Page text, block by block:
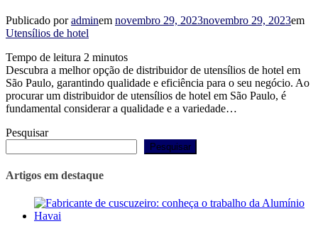
Publicado poradminem novembro 29, 2023novembro 29, 2023em
Utensílios de hotel
Tempo de leitura 2 minutos
Descubra a melhor opção de distribuidor de utensílios de hotel em
São Paulo, garantindo qualidade e eficiência para o seu negócio. Ao
procurar um distribuidor de utensílios de hotel em São Paulo, é
fundamental considerar a qualidade e a variedade…
Pesquisar
Pesquisar
Artigos em destaque